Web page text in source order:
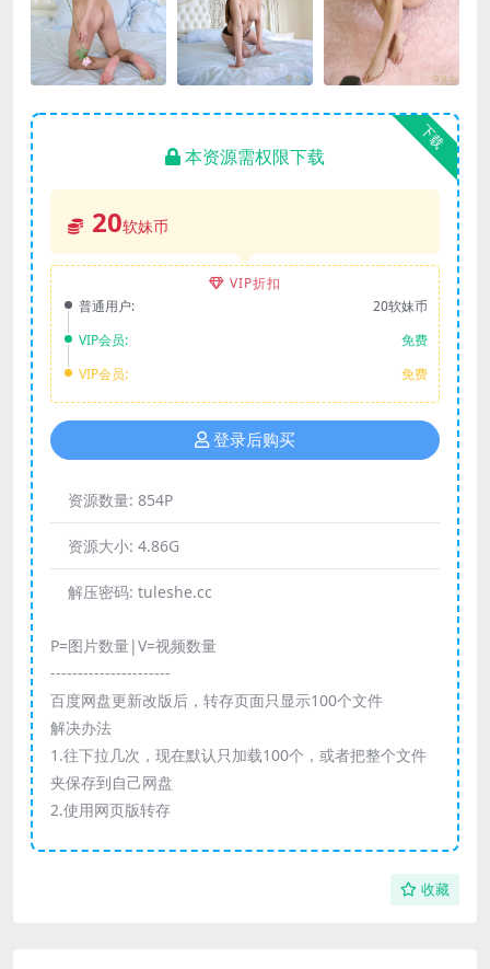
下载
本资源需权限下载
20软妹币
VIP折扣
普通用户:
20软妹币
VIP会员:
免费
VIP会员:
免费
登录后购买
资源数量: 854P
资源大小: 4.86G
解压密码: tuleshe.cc
P=图片数量|V=视频数量
----------------------
百度网盘更新改版后，转存页面只显示100个文件
解决办法
1.往下拉几次，现在默认只加载100个，或者把整个文件
夹保存到自己网盘
2.使用网页版转存
收藏